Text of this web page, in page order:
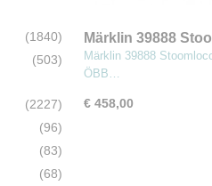
(1840)
(503)
(2227)
(96)
(83)
(68)
Märklin 39888
serie 44 ÖBB
Märklin 39888
ÖBB…
€ 458,00